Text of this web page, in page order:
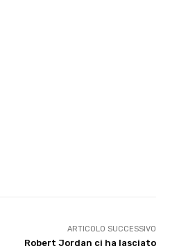
ARTICOLO SUCCESSIVO
Robert Jordan ci ha lasciato